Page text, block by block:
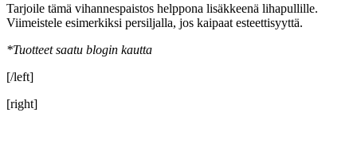
Tarjoile tämä vihannespaistos helppona lisäkkeenä lihapullille.
Viimeistele esimerkiksi persiljalla, jos kaipaat esteettisyyttä.
*Tuotteet saatu blogin kautta
[/left]
[right]